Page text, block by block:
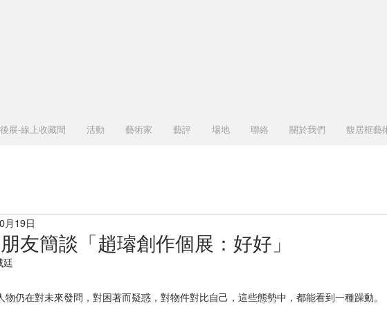
展-線上收藏間 活動 藝術家 藝評 場地 聯絡 關於我們 馥居框藝
友簡談「趙璿創作個展：好好」
月19日
廷
物仍在對未來發問，對困著而疑惑，對物件對比自己，這些態勢中，都能看到一種躁動。